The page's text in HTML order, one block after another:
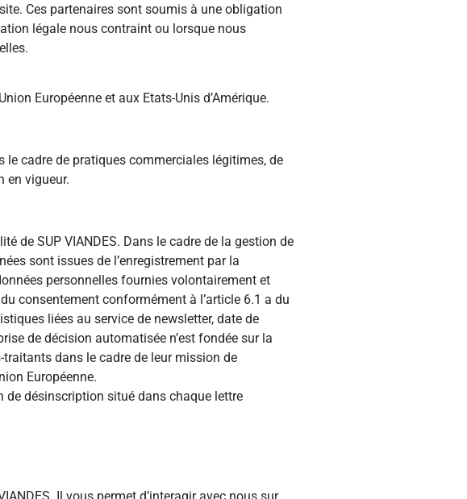
Ces partenaires sont soumis à une obligation
légale nous contraint ou lorsque nous
Européenne et aux Etats-Unis d’Amérique.
cadre de pratiques commerciales légitimes, de
en vigueur.
de SUP VIANDES. Dans le cadre de la gestion de
sont issues de l’enregistrement par la
personnelles fournies volontairement et
consentement conformément à l’article 6.1 a du
liées au service de newsletter, date de
de décision automatisée n’est fondée sur la
dans le cadre de leur mission de
Européenne.
de désinscription situé dans chaque lettre